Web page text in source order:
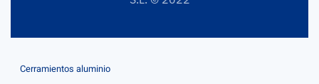
Cerramientos aluminio